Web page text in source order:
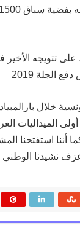
تتويجه الأخير
الجلة 2019
الميداليات
باريس 2024 كما أننا
نشيدنا الوطني